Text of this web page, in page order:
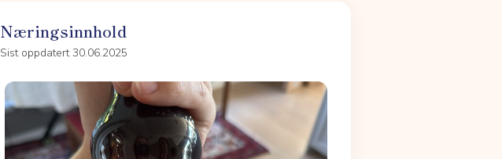
Næringsinnhold
Sist oppdatert 30.06.2025